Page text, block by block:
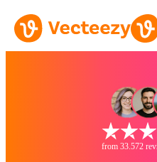
from 33.572